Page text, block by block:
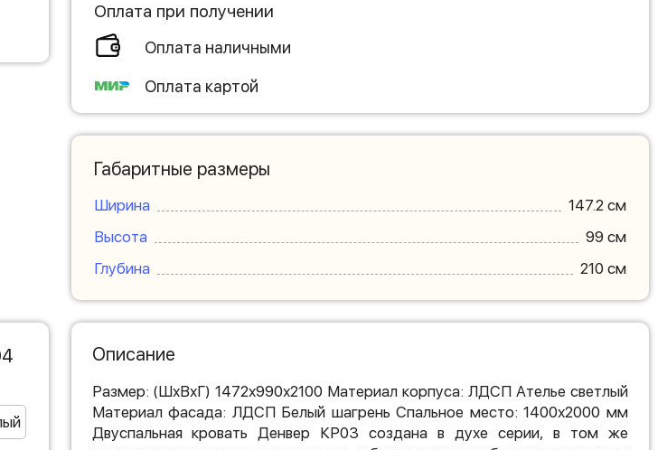
Оплата при получении
Оплата наличными
Оплата картой
Габаритные размеры
Ширина
147.2 см
Высота
99 см
Глубина
210 см
Описание
Размер: (ШхВхГ) 1472х990х2100 Материал корпуса: ЛДСП Ателье светлый
Материал фасада: ЛДСП Белый шагрень Спальное место: 1400х2000 мм
Двуспальная кровать Денвер КР03 создана в духе серии, в том же